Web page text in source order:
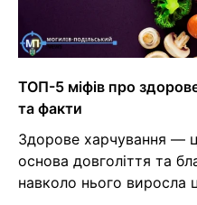
ТОП-5 міфів про
та факти
Здорове харчування —
основа довголіття та
навколо нього виросла